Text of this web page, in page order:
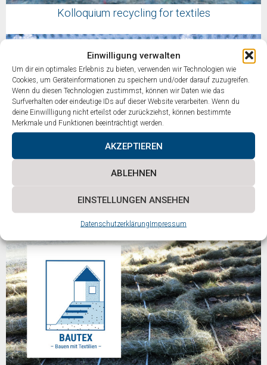
Einwilligung verwalten
Um dir ein optimales Erlebnis zu bieten, verwenden wir Technologien wie
Cookies, um Geräteinformationen zu speichern und/oder darauf zuzugreifen.
Wenn du diesen Technologien zustimmst, können wir Daten wie das
Surfverhalten oder eindeutige IDs auf dieser Website verarbeiten. Wenn du
deine Einwillligung nicht erteilst oder zurückziehst, können bestimmte
Merkmale und Funktionen beeinträchtigt werden.
AKZEPTIEREN
ABLEHNEN
EINSTELLUNGEN ANSEHEN
DatenschutzerklärungImpressum
Kolloquium recycling for textiles